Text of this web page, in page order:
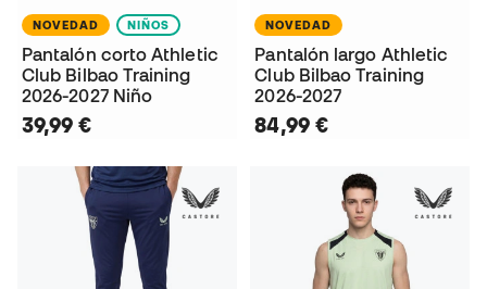
NOVEDAD NIÑOS
Pantalón corto Athletic
Club Bilbao Training
2026-2027 Niño
39,99 €
NOVEDAD
Pantalón largo Athletic
Club Bilbao Training
2026-2027
84,99 €